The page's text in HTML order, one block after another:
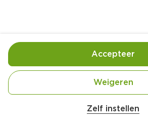
Handige informatie over dit
Vegetarian
Zelf instellen
Weigeren
Accepteer